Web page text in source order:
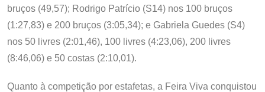
bruços (49,57); Rodrigo Patrício (S14) nos 100 bruços
(1:27,83) e 200 bruços (3:05,34); e Gabriela Guedes (S4)
nos 50 livres (2:01,46), 100 livres (4:23,06), 200 livres
(8:46,06) e 50 costas (2:10,01).
Quanto à competição por estafetas, a Feira Viva conquistou